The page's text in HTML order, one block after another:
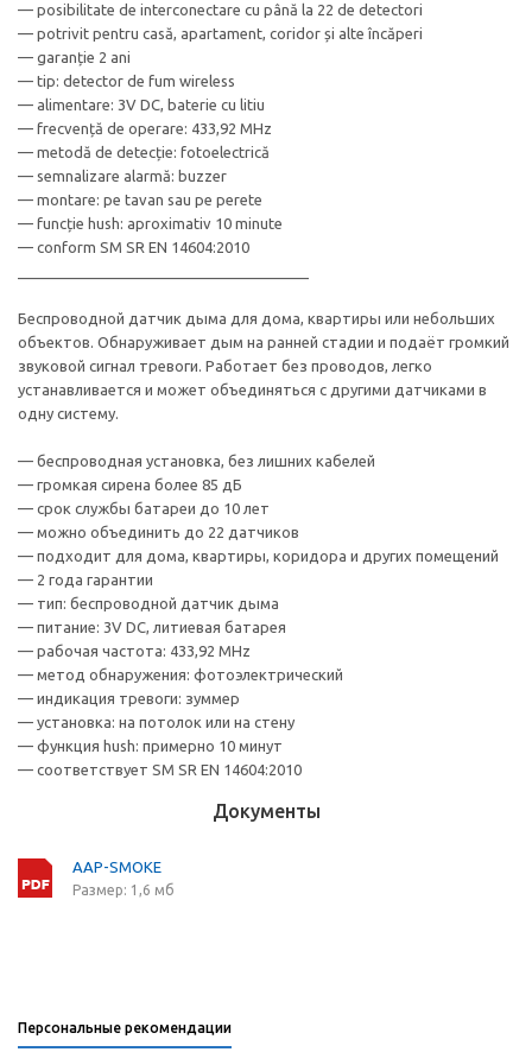
— posibilitate de interconectare cu până la 22 de detectori
— potrivit pentru casă, apartament, coridor și alte încăperi
— garanție 2 ani
— tip: detector de fum wireless
— alimentare: 3V DC, baterie cu litiu
— frecvență de operare: 433,92 MHz
— metodă de detecție: fotoelectrică
— semnalizare alarmă: buzzer
— montare: pe tavan sau pe perete
— funcție hush: aproximativ 10 minute
— conform SM SR EN 14604:2010
Беспроводной датчик дыма для дома, квартиры или небольших
объектов. Обнаруживает дым на ранней стадии и подаёт громкий
звуковой сигнал тревоги. Работает без проводов, легко
устанавливается и может объединяться с другими датчиками в
одну систему.
— беспроводная установка, без лишних кабелей
— громкая сирена более 85 дБ
— срок службы батареи до 10 лет
— можно объединить до 22 датчиков
— подходит для дома, квартиры, коридора и других помещений
— 2 года гарантии
— тип: беспроводной датчик дыма
— питание: 3V DC, литиевая батарея
— рабочая частота: 433,92 MHz
— метод обнаружения: фотоэлектрический
— индикация тревоги: зуммер
— установка: на потолок или на стену
— функция hush: примерно 10 минут
— соответствует SM SR EN 14604:2010
Документы
AAP-SMOKE
Размер: 1,6 мб
Персональные рекомендации